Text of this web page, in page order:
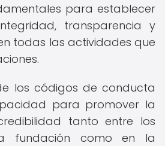
para establecer
transparencia y
todas las actividades que
los códigos de conducta
para promover la
tanto entre los
fundación como en la